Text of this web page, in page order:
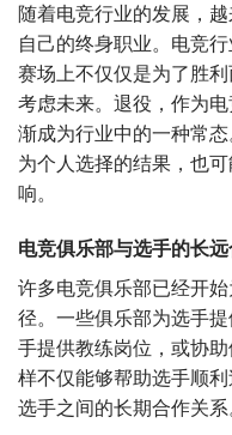
随着电竞行业的发展，
自己的终身职业。电竞
赛场上不仅仅是为了胜
考虑未来。退役，作为
渐成为行业中的一种常
为个人选择的结果，也
响。
电竞俱乐部与选手的长
许多电竞俱乐部已经开
径。一些俱乐部为选手
手提供教练岗位，或协
样不仅能够帮助选手顺
选手之间的长期合作关系